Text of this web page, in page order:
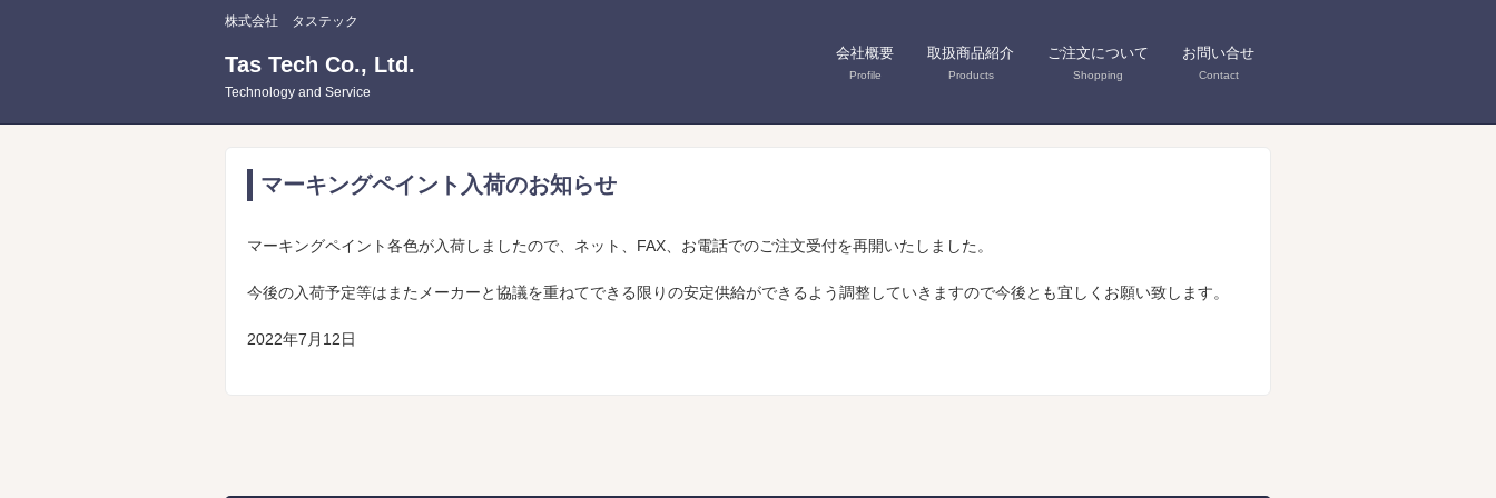
株式会社 タステック
Tas Tech Co., Ltd.
Technology and Service
会社概要
Profile
取扱商品紹介
Products
ご注文について
Shopping
お問い合せ
Contact
マーキングペイント入荷のお知らせ
マーキングペイント各色が入荷しましたので、ネット、FAX、お電話でのご注文受付を再開いたしました。
今後の入荷予定等はまたメーカーと協議を重ねてできる限りの安定供給ができるよう調整していきますので今後とも宜しくお願い致します。
2022年7月12日